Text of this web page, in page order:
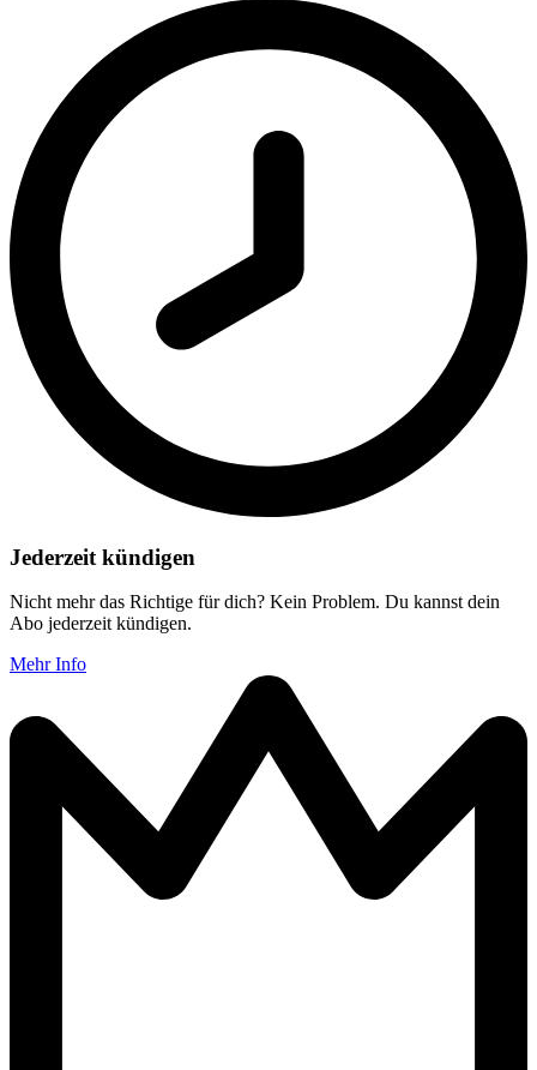
Jederzeit kündigen
Nicht mehr das Richtige für dich? Kein Problem. Du kannst dein
Abo jederzeit kündigen.
Mehr Info